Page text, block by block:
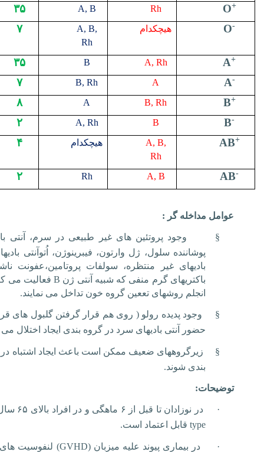
O+
Rh
A, B
۳۵
O- هیچکدام
A, B,
Rh
۷
A+
A, Rh
B
۳۵
A-
A
B, Rh
۷
B+
B, Rh
A
۸
B-
B
A, Rh
۲
AB+
A, B,
Rh
هیچکدام ۴
AB-
A, B
Rh ۲
عوامل مداخله گر :
§
وجود پروتئین های غیر طبیعی در سرم، آنتی
پوشاننده سلول، ژل وارتون، فیبرینوژن، اُتوآنتی
بادیهای غیر منتظره، سولفات پروتامین،عفونت
باکتریهای گرم منفی که شبیه آنتی ژن B فعالیت می
انجلم روشهای تععین گروه خون تداخل می نمایند.
§
وجود پدیده رولو ( روی هم قرار گرفتن گلبول های
حضور آنتی بادیهای سرد در گروه بندی ایجاد اختلال
§
زیرگروههای ضعیف ممکن است باعث ایجاد اشتباه
بندی شوند.
توضیحات:
·
در نوزادان تا قبل از ۶ ماهگی و در افراد بالای ۶۵ سال
type قابل اعتماد است.
· در بیماری پیوند علیه میزبان (GVHD) لنفوسیت